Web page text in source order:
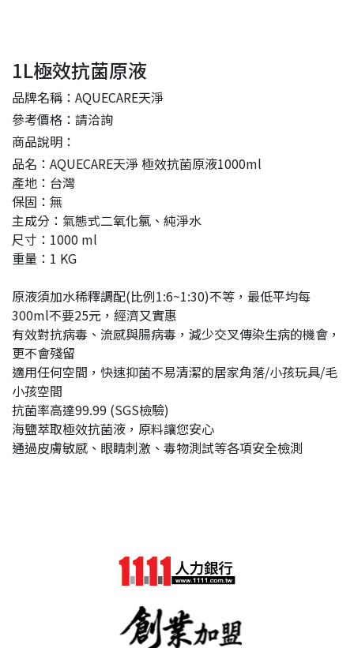
1L極效抗菌原液
品牌名稱：AQUECARE天淨
參考價格：請洽詢
商品說明：
品名：AQUECARE天淨 極效抗菌原液1000ml
產地：台灣
保固：無
主成分：氣態式二氧化氯、純淨水
尺寸：1000 ml
重量：1 KG
原液須加水稀釋調配(比例1:6~1:30)不等，最低平均每
300ml不要25元，經濟又實惠
有效對抗病毒、流感與腸病毒，減少交叉傳染生病的機會，
更不會殘留
適用任何空間，快速抑菌不易清潔的居家角落/小孩玩具/毛
小孩空間
抗菌率高達99.99 (SGS檢驗)
海鹽萃取極效抗菌液，原料讓您安心
通過皮膚敏感、眼睛刺激、毒物測試等各項安全檢測